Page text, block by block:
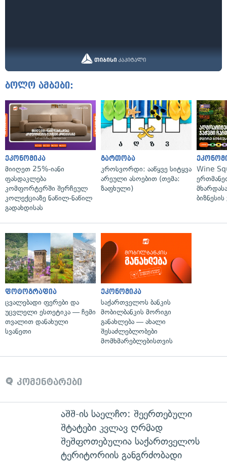
ბოლო ამბები:
ეკონომიკა
მიიღეთ 25%-იანი
ფასდაკლება
კომფორტერში შერჩეულ
კოლექციაზე ნაწილ-ნაწილ
გადახდისას
გართობა
კროსვორდი: ააწყვე სიტყვა
არეული ასოებით (თემა:
ზაფხული)
Wine
ფოტოგრაფია
ცვალებადი ფერები და
უცვლელი ესთეტიკა — ჩემი
თვალით დანახული
სვანეთი
ეკონომიკა
საქართველოს ბანკის
მობილბანკის მორიგი
განახლება — ახალი
შესაძლებლობები
მომხმარებლებისთვის
კომენტარები
აშშ-ის საელჩო: შეერთებული
შტატები კვლავ ღრმად
შეშფოთებულია საქართველოს
ტერიტორიის განგრძობადი